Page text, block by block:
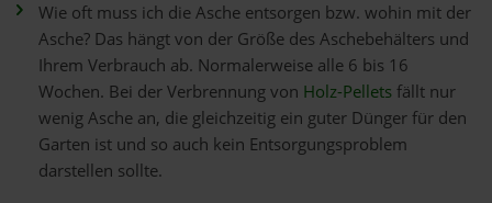
Wie oft muss ich die Asche entsorgen bzw. wohin mit der
Asche? Das hängt von der Größe des Aschebehälters und
Ihrem Verbrauch ab. Normalerweise alle 6 bis 16
Wochen. Bei der Verbrennung von Holz-Pelletsfällt nur
wenig Asche an, die gleichzeitig ein guter Dünger für den
Garten ist und so auch kein Entsorgungsproblem
darstellen sollte.